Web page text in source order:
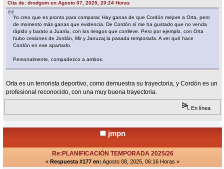
Cita de: drodgom en Agosto 07, 2025, 20:24 Horas
Yo creo que es pronto para comparar. Hay ganas de que Cordón mejore a Orta, pero
de momento más ganas que evidencia. De Cordón sí me ha gustado que no venda
rápido y barato a Juanlu, con los riesgos que conlleve. Pero por ejemplo, con Orta
hubo cesiones de Jordán, Mir y Januzaj la pasada temporada. A ver qué hace
Cordón en ese apartado.
Personalmente, compadezco a ambos.
Orta es un terrorista deportivo, como demuestra su trayectoria, y Cordón es un
profesional reconocido, con una muy buena trayectoria.
En línea
jmpn
Re:PLANIFICACIÓN TEMPORADA 2025/26
« Respuesta #177 en: Agosto 08, 2025, 06:16 Horas »